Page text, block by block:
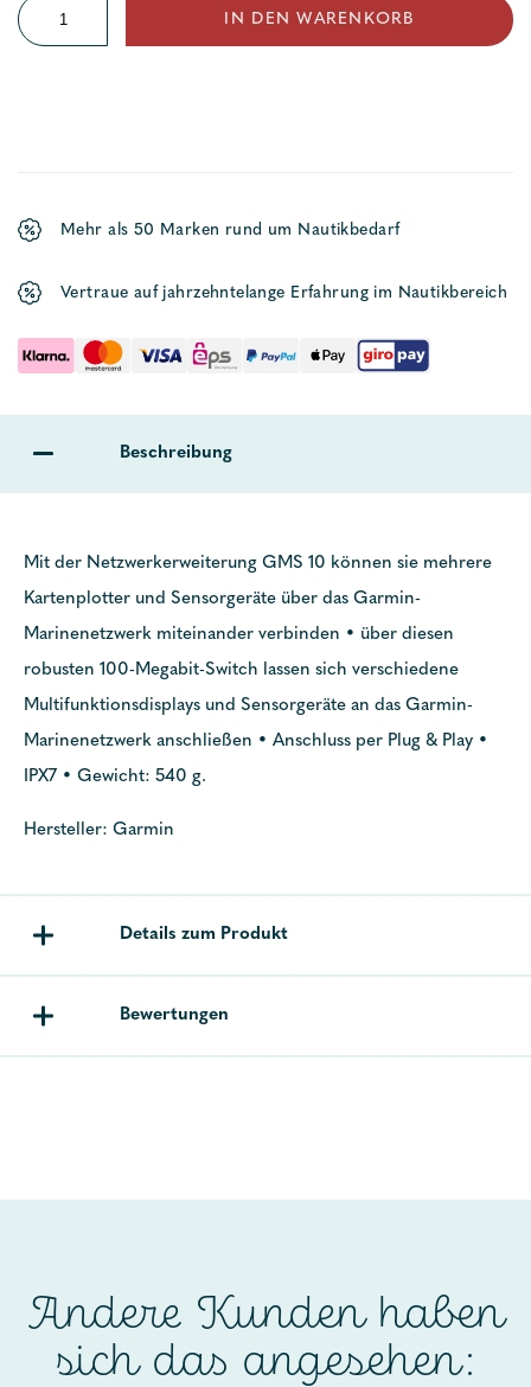
GMS
10
IN DEN WARENKORB
Mehr als 50 Marken rund um Nautikbedarf
Vertraue auf jahrzehntelange Erfahrung im Nautikbereich
Beschreibung
Mit der Netzwerkerweiterung GMS 10 können sie mehrere
Kartenplotter und Sensorgeräte über das Garmin-
Marinenetzwerk miteinander verbinden • über diesen
robusten 100-Megabit-Switch lassen sich verschiedene
Multifunktionsdisplays und Sensorgeräte an das Garmin-
Marinenetzwerk anschließen • Anschluss per Plug & Play •
IPX7 • Gewicht: 540 g.
Hersteller: Garmin
Details zum Produkt
Bewertungen
Andere Kunden haben
sich das angesehen: